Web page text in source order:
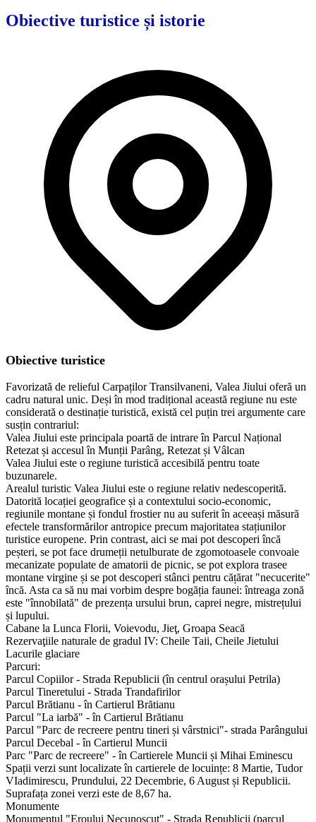
Obiective turistice și istorie
Obiective turistice
Favorizată de relieful Carpaților Transilvaneni, Valea Jiului oferă un
cadru natural unic. Deși în mod tradițional această regiune nu este
considerată o destinație turistică, există cel puțin trei argumente care
susțin contrariul:
Valea Jiului este principala poartă de intrare în Parcul Național
Retezat și accesul în Munții Parâng, Retezat și Vâlcan
Valea Jiului este o regiune turistică accesibilă pentru toate
buzunarele.
Arealul turistic Valea Jiului este o regiune relativ nedescoperită.
Datorită locației geografice și a contextului socio-economic,
regiunile montane și fondul frostier nu au suferit în aceeași măsură
efectele transformărilor antropice precum majoritatea stațiunilor
turistice europene. Prin contrast, aici se mai pot descoperi încă
peșteri, se pot face drumeții netulburate de zgomotoasele convoaie
mecanizate populate de amatorii de picnic, se pot explora trasee
montane virgine și se pot descoperi stânci pentru cățărat "necucerite"
încă. Asta ca să nu mai vorbim despre bogăția faunei: întreaga zonă
este "înnobilată" de prezența ursului brun, caprei negre, mistrețului
și lupului.
Cabane la Lunca Florii, Voievodu, Jieţ, Groapa Seacă
Rezervaţiile naturale de gradul IV: Cheile Taii, Cheile Jietului
Lacurile glaciare
Parcuri:
Parcul Copiilor - Strada Republicii (în centrul orașului Petrila)
Parcul Tineretului - Strada Trandafirilor
Parcul Brătianu - în Cartierul Brătianu
Parcul "La iarbă" - în Cartierul Brătianu
Parcul "Parc de recreere pentru tineri și vârstnici"- strada Parângului
Parcul Decebal - în Cartierul Muncii
Parc "Parc de recreere" - în Cartierele Muncii și Mihai Eminescu
Spații verzi sunt localizate în cartierele de locuințe: 8 Martie, Tudor
VIadimirescu, Prundului, 22 Decembrie, 6 August și Republicii.
Suprafața zonei verzi este de 8,67 ha.
Monumente
Monumentul "Eroului Necunoscut" - Strada Republicii (parcul